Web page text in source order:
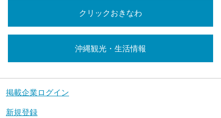
クリックおきなわ
沖縄観光・生活情報
掲載企業ログイン
新規登録